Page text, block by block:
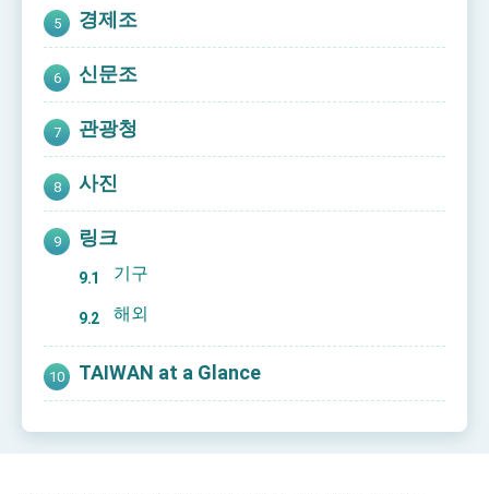
경제조
신문조
관광청
사진
링크
기구
해외
TAIWAN at a Glance